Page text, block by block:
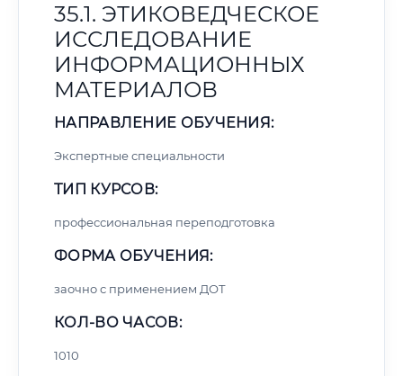
35.1. ЭТИКОВЕДЧЕСКОЕ
ИССЛЕДОВАНИЕ
ИНФОРМАЦИОННЫХ
МАТЕРИАЛОВ
НАПРАВЛЕНИЕ ОБУЧЕНИЯ:
Экспертные специальности
ТИП КУРСОВ:
профессиональная переподготовка
ФОРМА ОБУЧЕНИЯ:
заочно с применением ДОТ
КОЛ-ВО ЧАСОВ:
1010